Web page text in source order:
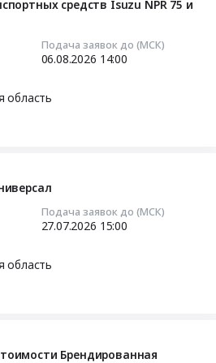
средств Isuzu NPR 75 и
Подача заявок до (МСК)
06.08.2026 14:00
область
Подача заявок до (МСК)
27.07.2026 15:00
область
Брендированная